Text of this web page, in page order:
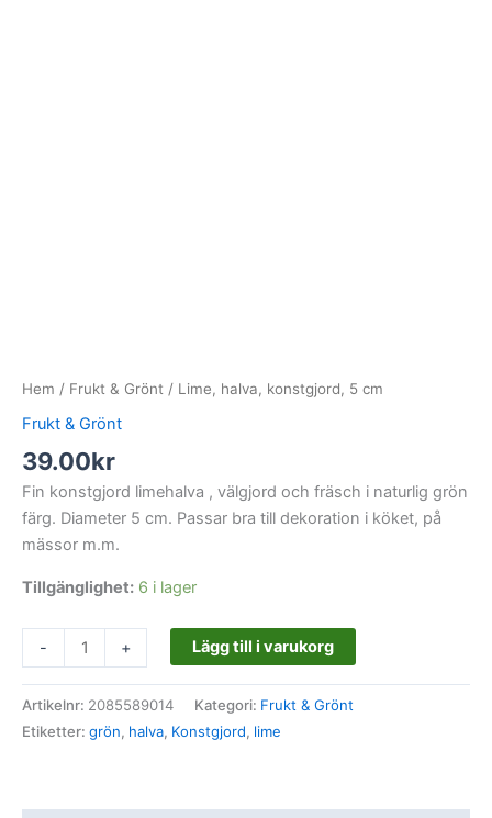
Hem / Frukt & Grönt / Lime, halva, konstgjord, 5 cm
Frukt & Grönt
39.00kr
Fin konstgjord limehalva , välgjord och fräsch i naturlig grön
färg. Diameter 5 cm. Passar bra till dekoration i köket, på
mässor m.m.
Tillgänglighet: 6 i lager
- + Lägg till i varukorg
Artikelnr: 2085589014 Kategori: Frukt & Grönt
Etiketter: grön, halva, Konstgjord, lime